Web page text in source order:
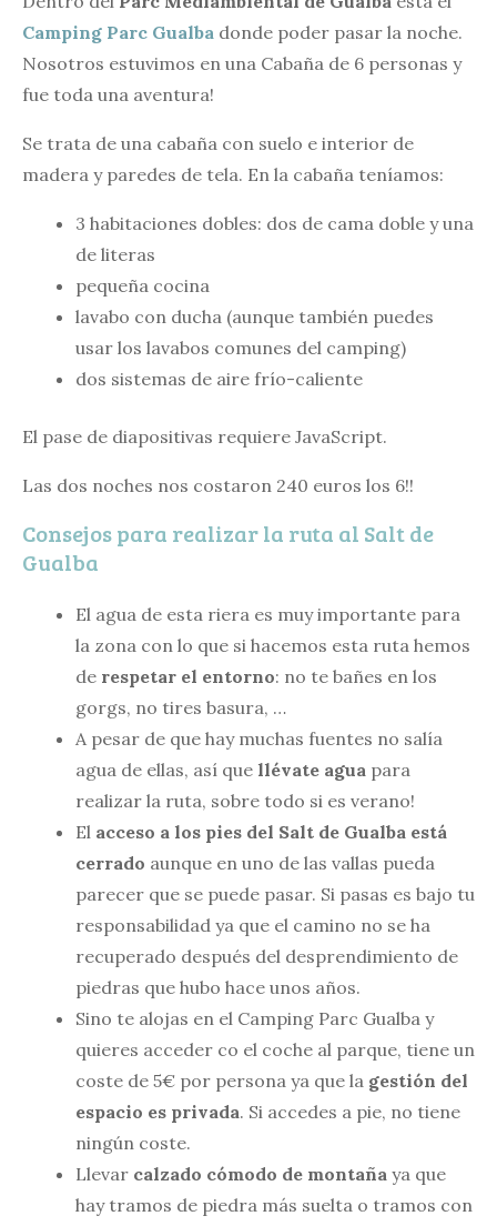
Camping Parc Gualba donde poder pasar la noche.
Nosotros estuvimos en una Cabaña de 6 personas y
fue toda una aventura!
Se trata de una cabaña con suelo e interior de
madera y paredes de tela. En la cabaña teníamos:
3 habitaciones dobles: dos de cama doble y una
de literas
pequeña cocina
lavabo con ducha (aunque también puedes
usar los lavabos comunes del camping)
dos sistemas de aire frío-caliente
El pase de diapositivas requiere JavaScript.
Las dos noches nos costaron 240 euros los 6!!
Consejos para realizar la ruta al Salt de
Gualba
El agua de esta riera es muy importante para
la zona con lo que si hacemos esta ruta hemos
de respetar el entorno: no te bañes en los
gorgs, no tires basura, …
A pesar de que hay muchas fuentes no salía
agua de ellas, así que llévate agua para
realizar la ruta, sobre todo si es verano!
El acceso a los pies del Salt de Gualba está
cerrado aunque en uno de las vallas pueda
parecer que se puede pasar. Si pasas es bajo tu
responsabilidad ya que el camino no se ha
recuperado después del desprendimiento de
piedras que hubo hace unos años.
Sino te alojas en el Camping Parc Gualba y
quieres acceder co el coche al parque, tiene un
coste de 5€ por persona ya que la gestión del
espacio es privada. Si accedes a pie, no tiene
ningún coste.
Llevar calzado cómodo de montaña ya que
hay tramos de piedra más suelta o tramos con